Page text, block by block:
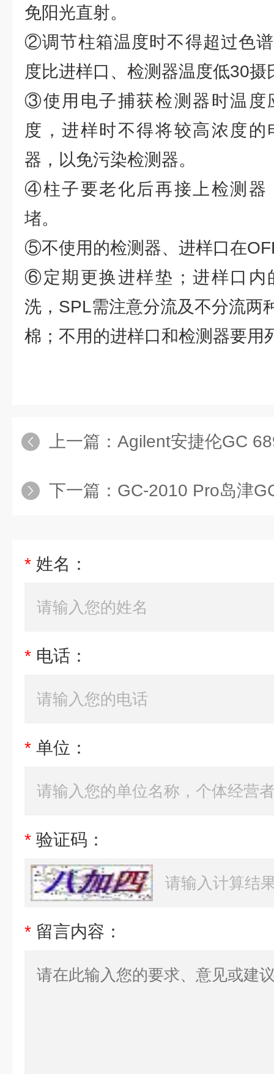
免阳光直射。
②调节柱箱温度时不得超过色
度比进样口、检测器温度低30摄
③使用电子捕获检测器时温度
度，进样时不得将较高浓度
器，以免污染检测器。
④柱子要老化后再接上检测器
堵。
⑤不使用的检测器、进样口在
⑥定期更换进样垫；进样口内
洗，SPL需注意分流及不分流两
棉；不用的进样口和检测器要用
上一篇： Agilent安捷伦GC
下一篇： GC-2010 Pro岛津
* 姓名：
* 电话：
* 单位：
* 验证码：
* 留言内容：